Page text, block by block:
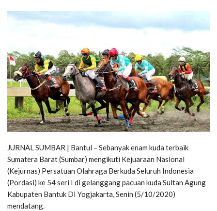
JURNAL SUMBAR | Bantul – Sebanyak enam kuda terbaik
Sumatera Barat (Sumbar) mengikuti Kejuaraan Nasional
(Kejurnas) Persatuan Olahraga Berkuda Seluruh Indonesia
(Pordasi) ke 54 seri I di gelanggang pacuan kuda Sultan Agung
Kabupaten Bantuk DI Yogjakarta, Senin (5/10/2020)
mendatang.